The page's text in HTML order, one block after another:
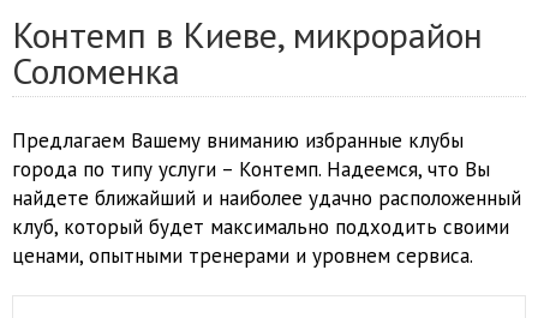
Контемп в Киеве, микрорайон
Соломенка
Предлагаем Вашему вниманию избранные клубы
города по типу услуги – Контемп. Надеемся, что Вы
найдете ближайший и наиболее удачно расположенный
клуб, который будет максимально подходить своими
ценами, опытными тренерами и уровнем сервиса.